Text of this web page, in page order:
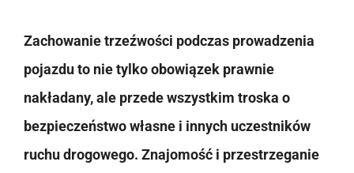
Zachowanie trzeźwości podczas prowadzenia
pojazdu to nie tylko obowiązek prawnie
nakładany, ale przede wszystkim troska o
bezpieczeństwo własne i innych uczestników
ruchu drogowego. Znajomość i przestrzeganie